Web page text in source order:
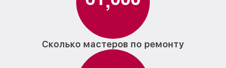
Сколько мастеров по ремонту